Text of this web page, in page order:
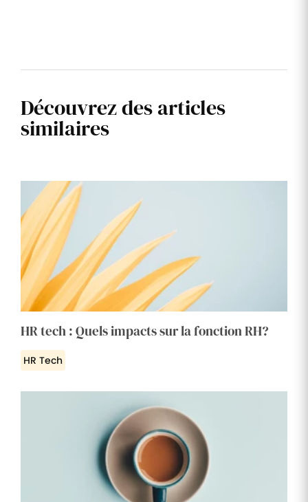
Découvrez des articles
similaires
HR tech : Quels impacts sur la fonction RH?
HR Tech